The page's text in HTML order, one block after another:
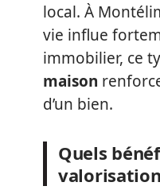
local. À
vie influe
immobilier, ce
maison
d’un bien.
Quels